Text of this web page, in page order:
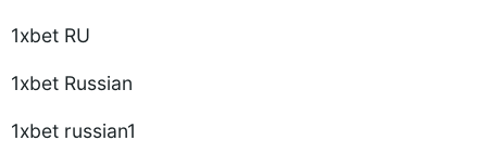
1xbet RU
1xbet Russian
1xbet russian1